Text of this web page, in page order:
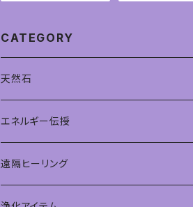
CATEGORY
天然石
エネルギー伝授
遠隔ヒーリング